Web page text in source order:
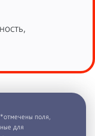
поля,
для